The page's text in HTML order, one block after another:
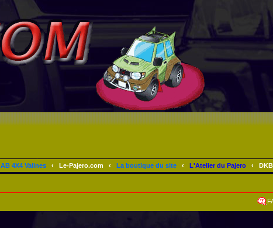
AB 4X4 Valines ‹ Le-Pajero.com ‹ La boutique du site ‹ L'Atelier du Pajero ‹